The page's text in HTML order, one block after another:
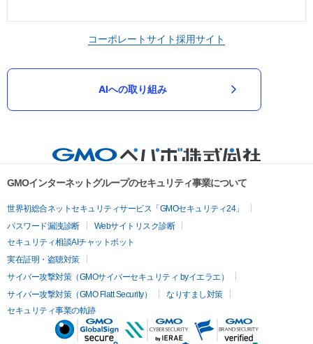
コーポレートサイト採用サイト
AIへの取り組み
GMOインターネットグループのセキュリティ事業について
世界初総合ネットセキュリティサービス「GMOセキュリティ24」
パスワード漏洩診断
Webサイトリスク診断
セキュリティ相談AIチャットボット
実在証明・盗聴対策
サイバー攻撃対策（GMOサイバーセキュリティ byイエラエ）
サイバー攻撃対策（GMO Flatt Security）
なりすまし対策
セキュリティ事業の軌跡